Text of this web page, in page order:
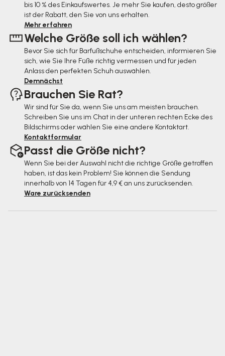
bis 10 % des Einkaufswertes. Je mehr Sie kaufen, desto größer
ist der Rabatt, den Sie von uns erhalten.
Mehr erfahren
Welche Größe soll ich wählen?
Bevor Sie sich für Barfußschuhe entscheiden, informieren Sie
sich, wie Sie Ihre Füße richtig vermessen und für jeden
Anlass den perfekten Schuh auswählen.
Demnächst
Brauchen Sie Rat?
Wir sind für Sie da, wenn Sie uns am meisten brauchen.
Schreiben Sie uns im Chat in der unteren rechten Ecke des
Bildschirms oder wählen Sie eine andere Kontaktart.
Kontaktformular
Passt die Größe nicht?
Wenn Sie bei der Auswahl nicht die richtige Größe getroffen
haben, ist das kein Problem! Sie können die Sendung
innerhalb von 14 Tagen für 4,9 € an uns zurücksenden.
Ware zurücksenden